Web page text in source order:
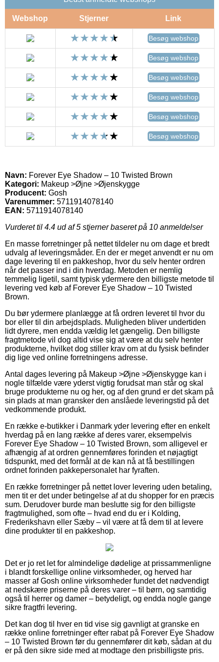
Webshop Stjerner Link
Besøg webshop
Besøg webshop
Besøg webshop
Besøg webshop
Besøg webshop
Besøg webshop
Navn: Forever Eye Shadow – 10 Twisted Brown
Kategori: Makeup >Øjne >Øjenskygge
Producent: Gosh
Varenummer: 5711914078140
EAN: 5711914078140
Vurderet til 4.4 ud af 5 stjerner baseret på 10 anmeldelser
En masse forretninger på nettet tildeler nu om dage et bredt
udvalg af leveringsmåder. En der er meget anvendt er nu om
dage levering til en pakkeshop, hvor du selv henter ordren
når det passer ind i din hverdag. Metoden er nemlig
temmelig ligetil, samt typisk ydermere den billigste metode til
levering ved køb af Forever Eye Shadow – 10 Twisted
Brown.
Du bør ydermere planlægge at få ordren leveret til hvor du
bor eller til din arbejdsplads. Muligheden bliver undertiden
lidt dyrere, men endda vældig let gængelig. Den billigste
fragtmetode vil dog altid vise sig at være at du selv henter
produkterne, hvilket dog stiller krav om at du fysisk befinder
dig lige ved online forretningens adresse.
Antal dages levering på Makeup >Øjne >Øjenskygge kan i
nogle tilfælde være yderst vigtig forudsat man står og skal
bruge produkterne nu og her, og af den grund er det skam på
sin plads at man gransker den anslåede leveringstid på det
vedkommende produkt.
En række e-butikker i Danmark yder levering efter en enkelt
hverdag på en lang række af deres varer, eksempelvis
Forever Eye Shadow – 10 Twisted Brown, som alligevel er
afhængig af at ordren gennemføres forinden et nøjagtigt
tidspunkt, med det formål at de kan nå at få bestillingen
ordnet forinden pakkepersonalet har fyraften.
En række forretninger på nettet lover levering uden betaling,
men tit er det under betingelse af at du shopper for en præcis
sum. Derudover burde man beslutte sig for den billigste
fragtmulighed, som ofte – hvad end du er i Kolding,
Frederikshavn eller Sæby – vil være at få dem til at levere
dine produkter til en pakkeshop.
Det er jo ret let for almindelige dødelige at prissammenligne
i blandt forskellige online virksomheder, og herved har
masser af Gosh online virksomheder fundet det nødvendigt
at nedskære priserne på deres varer – til børn, og samtidig
også til herrer og damer – betydeligt, og endda nogle gange
sikre fragtfri levering.
Det kan dog til hver en tid vise sig gavnligt at granske en
række online forretninger efter rabat på Forever Eye Shadow
– 10 Twisted Brown før du gennemfører dit køb, sådan at du
er på den sikre side med at modtage den prisbilligste pris.